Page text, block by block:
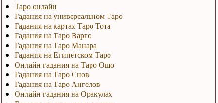
Таро онлайн
Гадания на универсальном Таро
Гадания на картах Таро Тота
Гадания на Таро Варго
Гадания на Таро Манара
Гадания на Египетском Таро
Онлайн гадания на Таро Ошо
Гадания на Таро Снов
Гадания на Таро Ангелов
Онлайн гадания на Оракулах